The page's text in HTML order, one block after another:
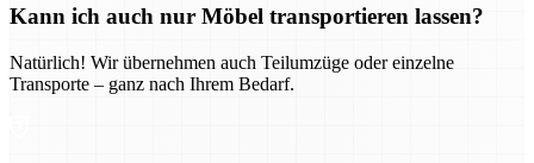
Kann ich auch nur Möbel transportieren lassen?
Natürlich! Wir übernehmen auch Teilumzüge oder einzelne
Transporte – ganz nach Ihrem Bedarf.